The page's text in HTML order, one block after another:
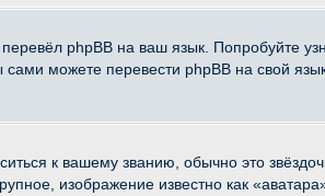
phpBB на ваш язык. Попробуйте
сами можете перевести phpBB на свой
к вашему званию, обычно это
изображение известно как